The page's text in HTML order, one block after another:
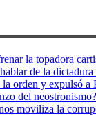
la topadora
de la dictadura
orden y expulsó a
del neostronismo?
moviliza la